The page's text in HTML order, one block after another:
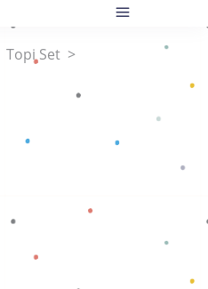
Topi Set >